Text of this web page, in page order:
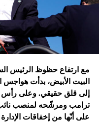
في غزة
إدارة بايدن ونهاية منظومة..
فتح باباً كبيراً على تحوّلات
إسرائيل معها، أبرزها:
مع ارتفاع حظوظ الرئيس
البيت الأبيض، بدأت هواجس
إلى قلق حقيقي. وعلى رأس
ترامب ومرشّحه لمنصب
على أنّها من إخفاقات